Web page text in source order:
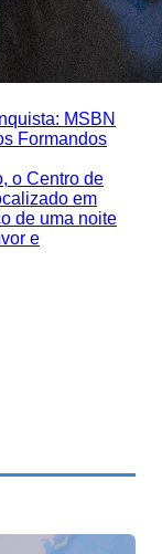
MSBN
Formandos
o Centro de
em
de uma noite
e